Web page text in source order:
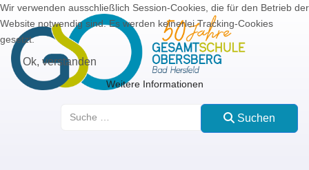
Suchen
Wir verwenden ausschließlich Session-Cookies, die für den Betrieb der
Website notwendig sind. Es werden keinerlei Tracking-Cookies
gesetzt.
Ok, verstanden
Weitere Informationen